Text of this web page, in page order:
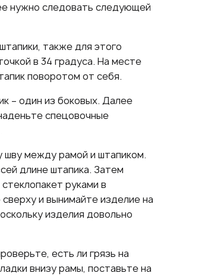
нужно следовать следующей
также для этого
в 34 градуса. На месте
поворотом от себя.
– один из боковых. Далее
спецовочные
шву между рамой и штапиком.
длине штапика. Затем
руками в
и вынимайте изделие на
изделия довольно
есть ли грязь на
внизу рамы, поставьте на